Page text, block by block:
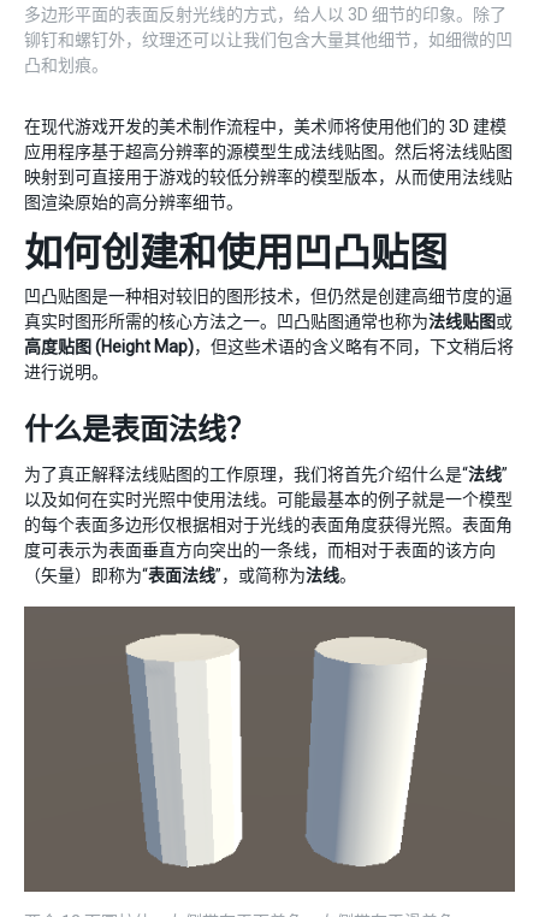
多边形平面的表面反射光线的方式，给人以 3D 细节的印象。除了
铆钉和螺钉外，纹理还可以让我们包含大量其他细节，如细微的凹
凸和划痕。
在现代游戏开发的美术制作流程中，美术师将使用他们的 3D 建模
应用程序基于超高分辨率的源模型生成法线贴图。然后将法线贴图
映射到可直接用于游戏的较低分辨率的模型版本，从而使用法线贴
图渲染原始的高分辨率细节。
如何创建和使用凹凸贴图
凹凸贴图是一种相对较旧的图形技术，但仍然是创建高细节度的逼
真实时图形所需的核心方法之一。凹凸贴图通常也称为法线贴图或
高度贴图 (Height Map)，但这些术语的含义略有不同，下文稍后将
进行说明。
什么是表面法线？
为了真正解释法线贴图的工作原理，我们将首先介绍什么是“法线”
以及如何在实时光照中使用法线。可能最基本的例子就是一个模型
的每个表面多边形仅根据相对于光线的表面角度获得光照。表面角
度可表示为表面垂直方向突出的一条线，而相对于表面的该方向
（矢量）即称为“表面法线”，或简称为法线。